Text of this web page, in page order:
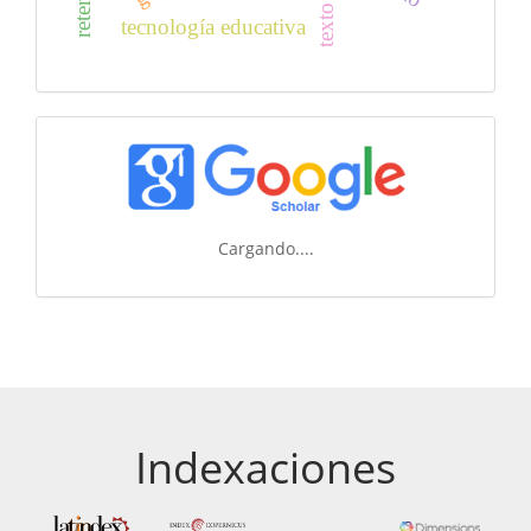
tecnología educativa
Cargando....
Indexaciones